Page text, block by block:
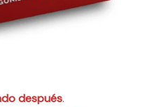
después.